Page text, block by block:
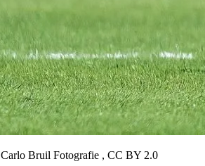
Carlo Bruil Fotografie , CC BY 2.0